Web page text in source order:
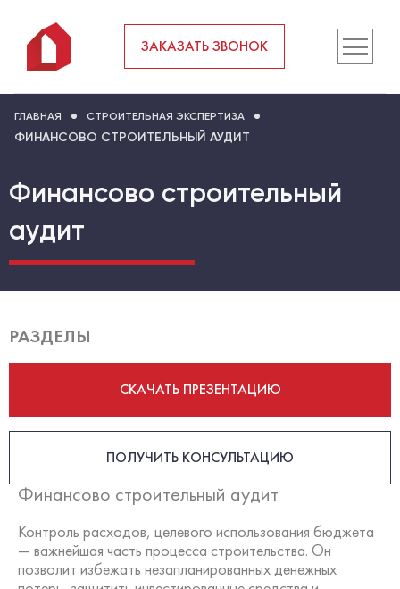
ЗАКАЗАТЬ ЗВОНОК
ГЛАВНАЯ СТРОИТЕЛЬНАЯ ЭКСПЕРТИЗА
ФИНАНСОВО СТРОИТЕЛЬНЫЙ АУДИТ
Финансово строительный
аудит
РАЗДЕЛЫ
СКАЧАТЬ ПРЕЗЕНТАЦИЮ
ПОЛУЧИТЬ КОНСУЛЬТАЦИЮ
Финансово строительный аудит
Контроль расходов, целевого использования бюджета
— важнейшая часть процесса строительства. Он
позволит избежать незапланированных денежных